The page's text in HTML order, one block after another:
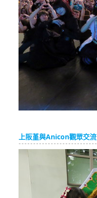
上阪堇與Anicon觀眾交流